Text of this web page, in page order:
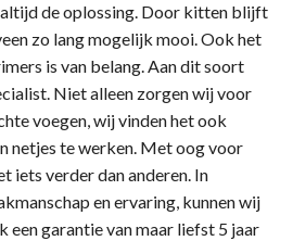
de oplossing. Door kitten blijft
zo lang mogelijk mooi. Ook het
is van belang. Aan dit soort
Niet alleen zorgen wij voor
voegen, wij vinden het ook
netjes te werken. Met oog voor
iets verder dan anderen. In
en ervaring, kunnen wij
een garantie van maar liefst 5 jaar